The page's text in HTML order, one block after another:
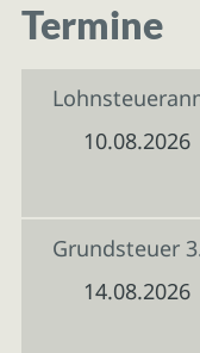
Termine
10.08.2026
Grundsteuer
14.08.2026